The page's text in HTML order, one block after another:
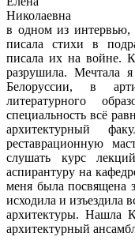
Николаевна
в одном из
писала стихи в
писала их на войне.
разрушила. Мечтала
Белоруссии, в
литературного
специальность всё
архитектурный
реставрационную
слушать курс
аспирантуру на
меня была посвящена
исходила и изъездила
архитектуры. Нашла
архитектурный